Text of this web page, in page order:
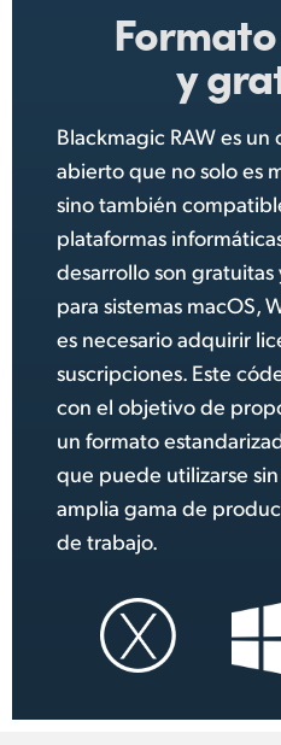
Formato
y
Blackmagic RAW es
abierto que no solo es
sino también
plataformas
desarrollo son
para sistemas macOS,
es necesario adquirir
suscripciones. Este
con el objetivo de
un formato
que puede utilizarse
amplia gama de
de trabajo.